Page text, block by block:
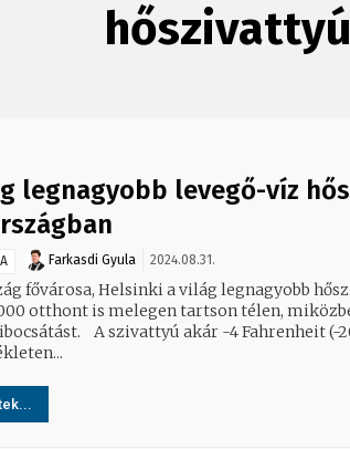
hőszivattyú
legnagyobb levegő-víz
Farkasdi Gyula 2024.08.31.
fővárosa, Helsinki a világ legnagyobb
otthont is melegen tartson télen,
-4 Fahrenheit (-20 Celsius fok)